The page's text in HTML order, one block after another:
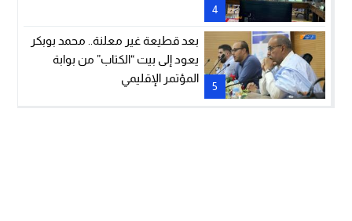
4
5
بعد قطيعة غير معلنة.. محمد بوبكر
يعود إلى بيت “الكتاب” من بوابة
المؤتمر الإقليمي